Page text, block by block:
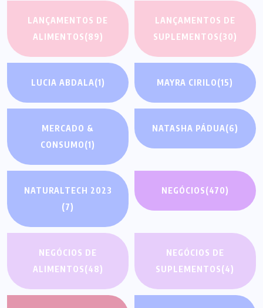
LANÇAMENTOS DE
ALIMENTOS(89)
LANÇAMENTOS DE
SUPLEMENTOS(30)
LUCIA ABDALA(1) MAYRA CIRILO(15)
MERCADO &
CONSUMO(1)
NATASHA PÁDUA(6)
NATURALTECH 2023
(7)
NEGÓCIOS(470)
NEGÓCIOS DE
ALIMENTOS(48)
NEGÓCIOS DE
SUPLEMENTOS(4)